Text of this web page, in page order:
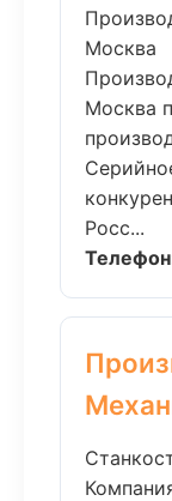
Москва
Москва
Росс...